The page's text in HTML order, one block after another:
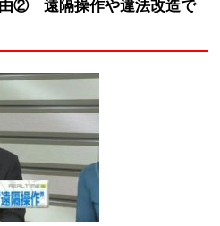
② 遠隔操作や違法改造で